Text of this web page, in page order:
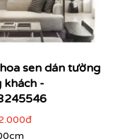
sen dán tường
khách -